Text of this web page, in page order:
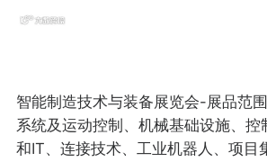
智能制造技术与装备展览会-展品范
系统及运动控制、机械基础设施、控
和IT、连接技术、工业机器人、项目